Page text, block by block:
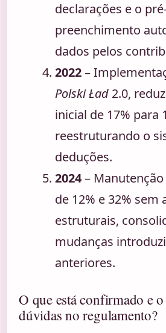
declarações e o
preenchimento
dados pelos
2022–
Polski Ład 2.0,
inicial de 17% para
reestruturando o
deduções.
2024–
de 12% e 32% sem
estruturais,
mudanças
anteriores.
O que está confirmado e
dúvidas no regulamento?